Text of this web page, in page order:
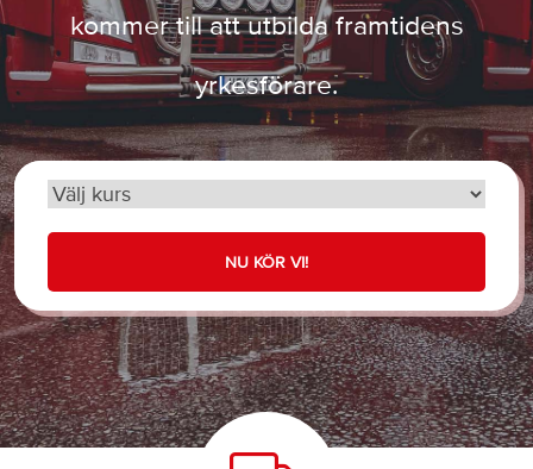
kommer till att utbilda framtidens
yrkesförare.
NU KÖR VI!